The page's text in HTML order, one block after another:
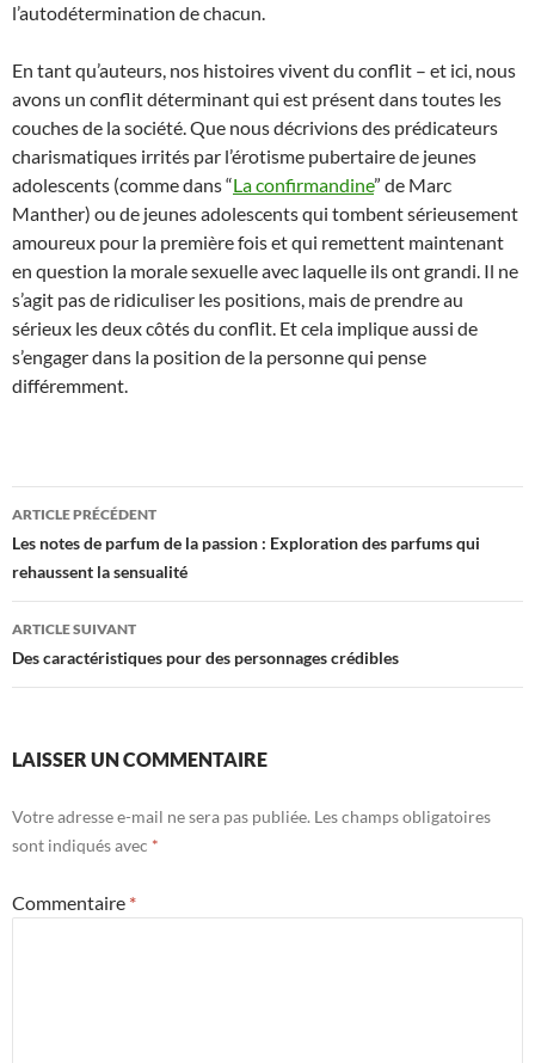
l’autodétermination de chacun.
En tant qu’auteurs, nos histoires vivent du conflit – et ici, nous
avons un conflit déterminant qui est présent dans toutes les
couches de la société. Que nous décrivions des prédicateurs
charismatiques irrités par l’érotisme pubertaire de jeunes
adolescents (comme dans “La confirmandine” de Marc
Manther) ou de jeunes adolescents qui tombent sérieusement
amoureux pour la première fois et qui remettent maintenant
en question la morale sexuelle avec laquelle ils ont grandi. Il ne
s’agit pas de ridiculiser les positions, mais de prendre au
sérieux les deux côtés du conflit. Et cela implique aussi de
s’engager dans la position de la personne qui pense
différemment.
Navigation
des
articles
ARTICLE PRÉCÉDENT
Les notes de parfum de la passion : Exploration des parfums qui
rehaussent la sensualité
ARTICLE SUIVANT
Des caractéristiques pour des personnages crédibles
LAISSER UN COMMENTAIRE
Votre adresse e-mail ne sera pas publiée. Les champs obligatoires
sont indiqués avec *
Commentaire *